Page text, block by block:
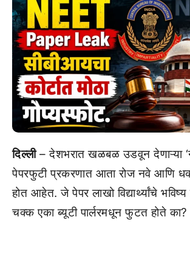
दिल्ली– देशभरात खळबळ उडवून देणाऱ्या
पेपरफुटी प्रकरणात आता रोज नवे आणि
होत आहेत. जे पेपर लाखो विद्यार्थ्यांचे
चक्क एका ब्यूटी पार्लरमधून फुटत होते का?